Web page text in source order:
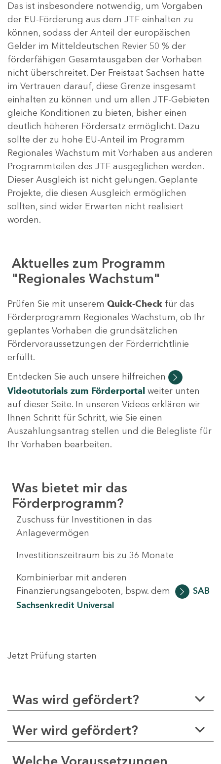
Das ist insbesondere notwendig, um Vorgaben
der EU-Förderung aus dem JTF einhalten zu
können, sodass der Anteil der europäischen
Gelder im Mitteldeutschen Revier 50 % der
förderfähigen Gesamtausgaben der Vorhaben
nicht überschreitet. Der Freistaat Sachsen hatte
im Vertrauen darauf, diese Grenze insgesamt
einhalten zu können und um allen JTF-Gebieten
gleiche Konditionen zu bieten, bisher einen
deutlich höheren Fördersatz ermöglicht. Dazu
sollte der zu hohe EU-Anteil im Programm
Regionales Wachstum mit Vorhaben aus anderen
Programmteilen des JTF ausgeglichen werden.
Dieser Ausgleich ist nicht gelungen. Geplante
Projekte, die diesen Ausgleich ermöglichen
sollten, sind wider Erwarten nicht realisiert
worden.
Aktuelles zum Programm
"Regionales Wachstum"
Prüfen Sie mit unserem Quick-Check für das
Förderprogramm Regionales Wachstum, ob Ihr
geplantes Vorhaben die grundsätzlichen
Fördervoraussetzungen der Förderrichtlinie
erfüllt.
Entdecken Sie auch unsere hilfreichen
Videotutorials zum Förderportal weiter unten
auf dieser Seite. In unseren Videos erklären wir
Ihnen Schritt für Schritt, wie Sie einen
Auszahlungsantrag stellen und die Belegliste für
Ihr Vorhaben bearbeiten.
Was bietet mir das
Förderprogramm?
Zuschuss für Investitionen in das
Anlagevermögen
Investitionszeitraum bis zu 36 Monate
Kombinierbar mit anderen
Finanzierungsangeboten, bspw. dem
SAB
Sachsenkredit Universal
Jetzt Prüfung starten
Was wird gefördert?
Wer wird gefördert?
Welche Voraussetzungen